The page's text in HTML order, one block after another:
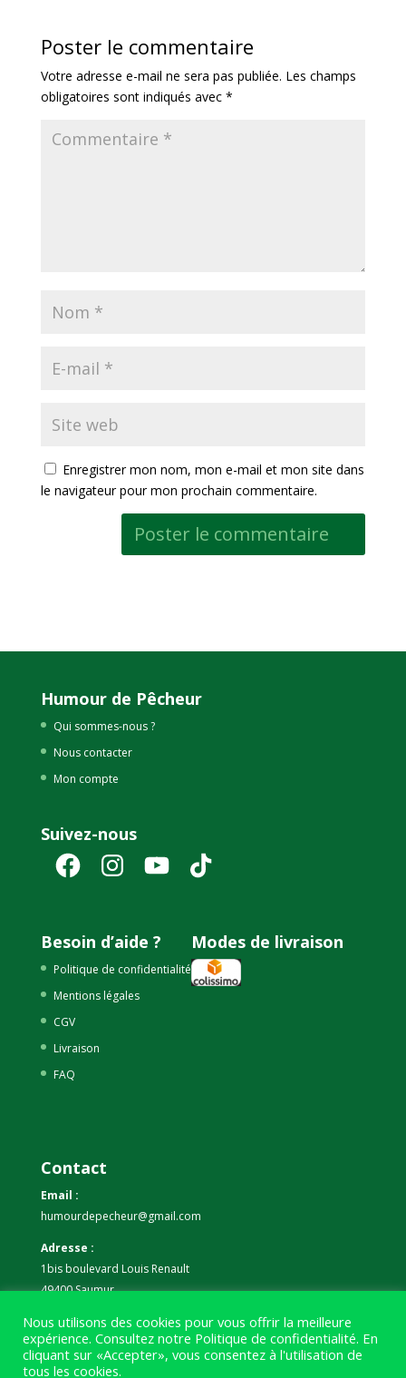
Poster le commentaire
Votre adresse e-mail ne sera pas publiée. Les champs
obligatoires sont indiqués avec *
Enregistrer mon nom, mon e-mail et mon site dans
le navigateur pour mon prochain commentaire.
Humour de Pêcheur
Qui sommes-nous ?
Nous contacter
Mon compte
Suivez-nous
FacebookInstagramYouTube TikTok
Besoin d’aide ?
Politique de confidentialité
Mentions légales
CGV
Livraison
FAQ
Modes de livraison
Contact
Email :
humourdepecheur@gmail.com
Adresse :
1bis boulevard Louis Renault
49400 Saumur
Téléphone :
07 59 61 06 63
Nous utilisons des cookies pour vous offrir la meilleure
expérience. Consultez notre Politique de confidentialité. En
cliquant sur «Accepter», vous consentez à l'utilisation de
tous les cookies.